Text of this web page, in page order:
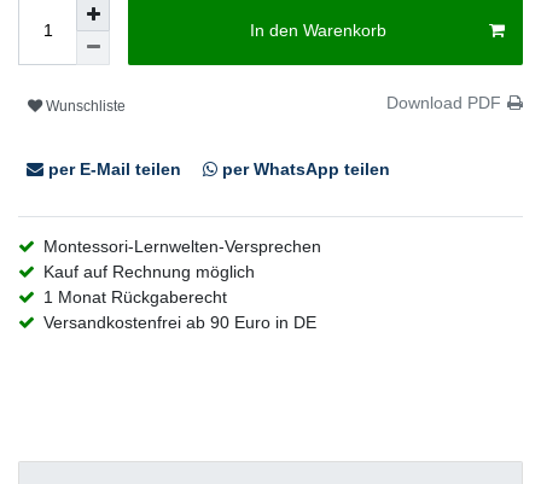
In den Warenkorb
Wunschliste Download PDF
per E-Mail teilen per WhatsApp teilen
Montessori-Lernwelten-Versprechen
Kauf auf Rechnung möglich
1 Monat Rückgaberecht
Versandkostenfrei ab 90 Euro in DE